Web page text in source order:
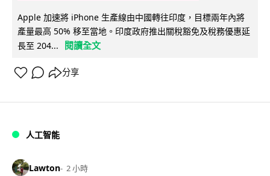
Apple 加速將 iPhone 生產線由中國轉往印度，目標兩年內將
產量最高 50% 移至當地。印度政府推出關稅豁免及稅務優惠延
長至 204...
閱讀全文
分享
人工智能
Lawton 2 小時